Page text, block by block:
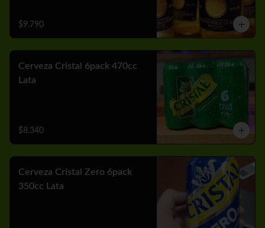
$9.790
Cerveza Cristal 6pack 470cc
Lata
$8.340
Cerveza Cristal Zero 6pack
350cc Lata